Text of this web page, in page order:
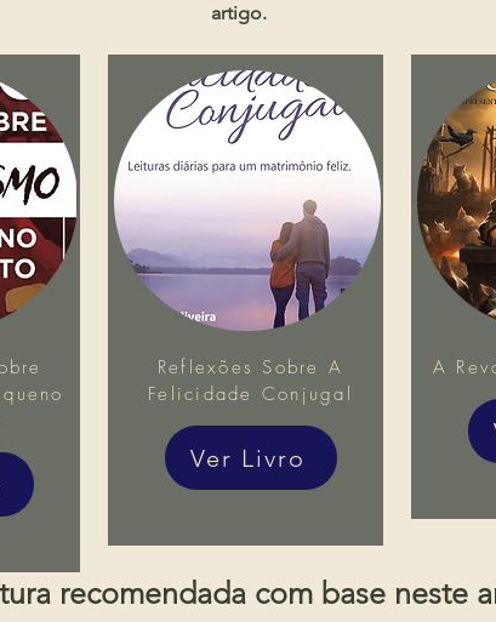
artigo.
recomendada com base neste
Reflexões Sobre A
Felicidade Conjugal
Ver Livro
A